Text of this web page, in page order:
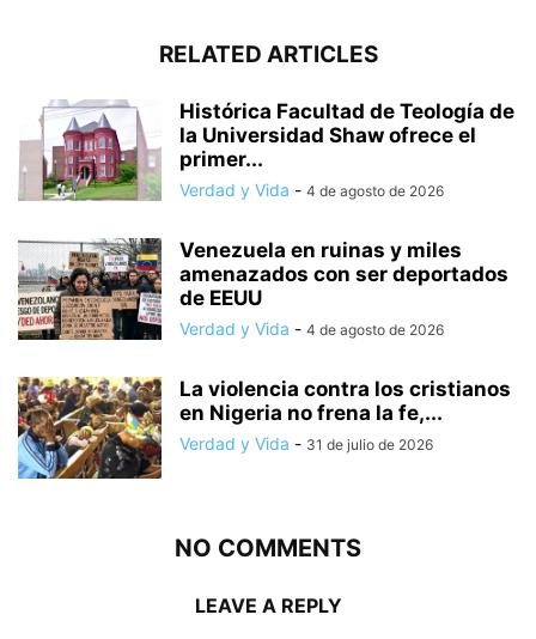
RELATED ARTICLES
Histórica Facultad de Teología de
la Universidad Shaw ofrece el
primer...
Verdad y Vida - 4 de agosto de 2026
Venezuela en ruinas y miles
amenazados con ser deportados
de EEUU
Verdad y Vida - 4 de agosto de 2026
La violencia contra los cristianos
en Nigeria no frena la fe,...
Verdad y Vida - 31 de julio de 2026
NO COMMENTS
LEAVE A REPLY